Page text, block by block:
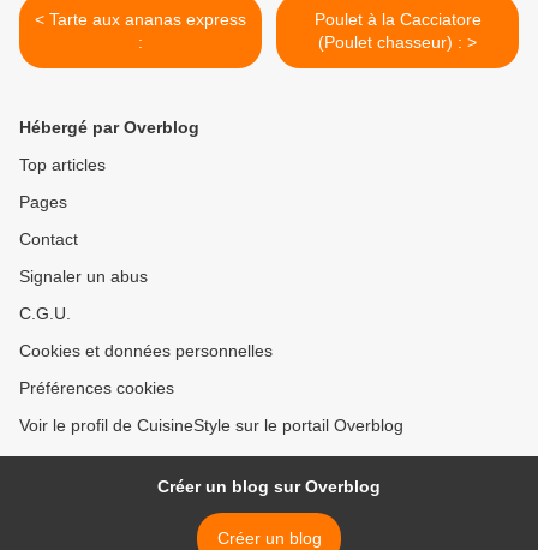
< Tarte aux ananas express
:
Poulet à la Cacciatore
(Poulet chasseur) : >
Hébergé par Overblog
Top articles
Pages
Contact
Signaler un abus
C.G.U.
Cookies et données personnelles
Préférences cookies
Voir le profil de CuisineStyle sur le portail Overblog
Créer un blog sur Overblog
Créer un blog